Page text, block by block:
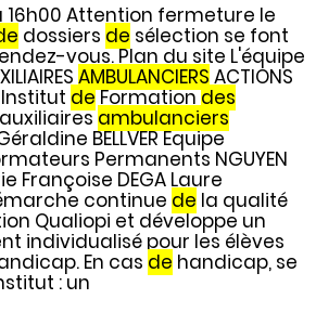
16h00 Attention fermeture le
dossiers de sélection se font
vous. Plan du site L'équipe
AMBULANCIERS ACTIONS
Institut deFormationdes
ambulanciers
BELLVER Equipe
Permanents NGUYEN
Françoise DEGA Laure
continue de la qualité
Qualiopi et développe un
individualisé pour les élèves
En cas de handicap, se
: un